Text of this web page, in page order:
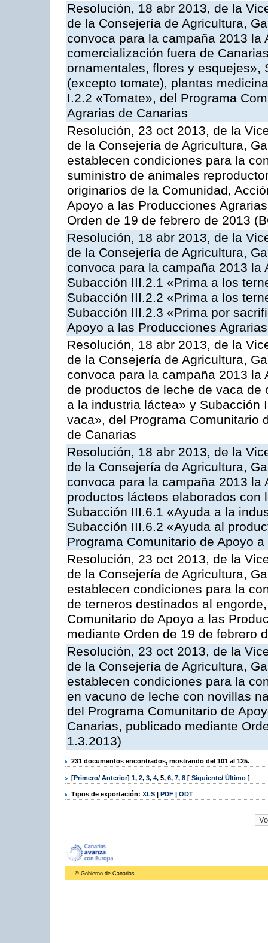
Resolución, 18 abr 2013, de la
de la Consejería de Agricultura,
convoca para la campaña 2013 la
comercialización fuera de
ornamentales, flores y esquejes»,
(excepto tomate), plantas
I.2.2 «Tomate», del Programa
Agrarias de Canarias
Resolución, 23 oct 2013, de la
de la Consejería de Agricultura,
establecen condiciones para la
suministro de animales
originarios de la Comunidad,
Apoyo a las Producciones
Orden de 19 de febrero de 2013
Resolución, 18 abr 2013, de la
de la Consejería de Agricultura,
convoca para la campaña 2013
Subacción III.2.1 «Prima a los
Subacción III.2.2 «Prima a los
Subacción III.2.3 «Prima por
Apoyo a las Producciones
Resolución, 18 abr 2013, de la
de la Consejería de Agricultura,
convoca para la campaña 2013
de productos de leche de vaca
a la industria láctea» y Subacción
vaca», del Programa Comunitario
de Canarias
Resolución, 18 abr 2013, de la
de la Consejería de Agricultura,
convoca para la campaña 2013
productos lácteos elaborados
Subacción III.6.1 «Ayuda a la
Subacción III.6.2 «Ayuda al
Programa Comunitario de Apoyo
Resolución, 23 oct 2013, de la
de la Consejería de Agricultura,
establecen condiciones para la
de terneros destinados al
Comunitario de Apoyo a las
mediante Orden de 19 de febrero
Resolución, 23 oct 2013, de la
de la Consejería de Agricultura,
establecen condiciones para la
en vacuno de leche con novillas
del Programa Comunitario de
Canarias, publicado mediante
1.3.2013)
231 documentos encontrados, mostrando del 101 al 125.
[Primero/ Anterior] 1, 2, 3, 4, 5, 6, 7, 8 [ Siguiente/ Último ]
Tipos de exportación: XLS | PDF | ODT
© Gobierno de Canarias